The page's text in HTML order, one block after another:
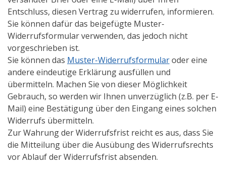
Entschluss, diesen Vertrag zu widerrufen, informieren.
Sie können dafür das beigefügte Muster-
Widerrufsformular verwenden, das jedoch nicht
vorgeschrieben ist.
Sie können das Muster-Widerrufsformularoder eine
andere eindeutige Erklärung ausfüllen und
übermitteln. Machen Sie von dieser Möglichkeit
Gebrauch, so werden wir Ihnen unverzüglich (z.B. per E-
Mail) eine Bestätigung über den Eingang eines solchen
Widerrufs übermitteln.
Zur Wahrung der Widerrufsfrist reicht es aus, dass Sie
die Mitteilung über die Ausübung des Widerrufsrechts
vor Ablauf der Widerrufsfrist absenden.